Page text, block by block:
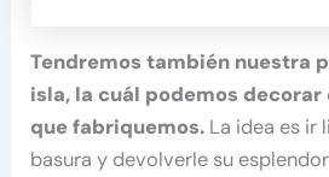
Tendremos también nuestra
isla, la cuál podemos decorar
que fabriquemos. La idea es ir
basura y devolverle su